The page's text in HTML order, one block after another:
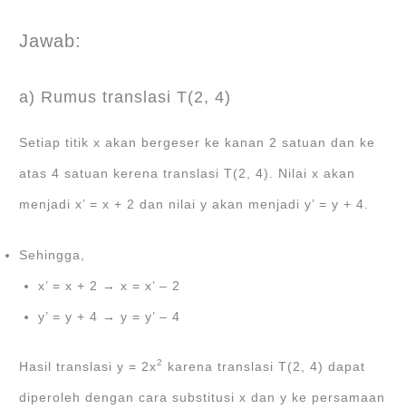
Jawab:
a) Rumus translasi T(2, 4)
Setiap titik x akan bergeser ke kanan 2 satuan dan ke
atas 4 satuan kerena translasi T(2, 4). Nilai x akan
menjadi x’ = x + 2 dan nilai y akan menjadi y’ = y + 4.
Sehingga,
x’ = x + 2 → x = x’ – 2
y’ = y + 4 → y = y’ – 4
Hasil translasi y = 2x2 karena translasi T(2, 4) dapat
diperoleh dengan cara substitusi x dan y ke persamaan